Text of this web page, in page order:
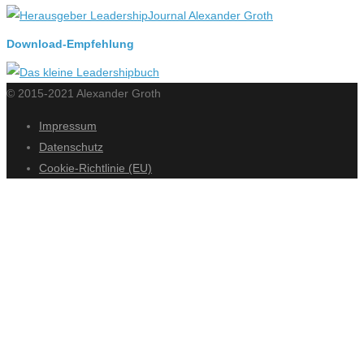
Download-Empfehlung
© 2015-2021 Alexander Groth
Impressum
Datenschutz
Cookie-Richtlinie (EU)